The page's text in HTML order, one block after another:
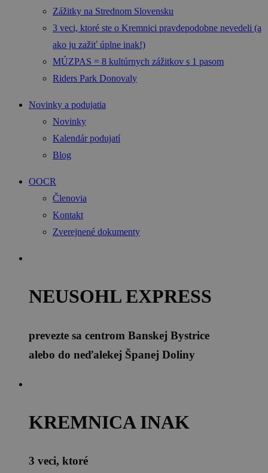
Zážitky na Strednom Slovensku
3 veci, ktoré ste o Kremnici pravdepodobne nevedeli (a
ako ju zažiť úplne inak!)
MÚZPAS = 8 kultúrnych zážitkov s 1 pasom
Riders Park Donovaly
Novinky a podujatia
Novinky
Kalendár podujatí
Blog
OOCR
Členovia
Kontakt
Zverejnené dokumenty
NEUSOHL EXPRESS
prevezte sa centrom Banskej Bystrice
alebo do neďalekej Španej Doliny
KREMNICA INAK
3 veci, ktoré